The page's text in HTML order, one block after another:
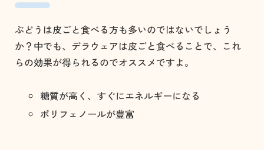
ぶどうは皮ごと食べる方も多いのではないでしょう
か？中でも、デラウェアは皮ごと食べることで、これ
らの効果が得られるのでオススメですよ。
糖質が高く、すぐにエネルギーになる
ポリフェノールが豊富